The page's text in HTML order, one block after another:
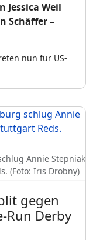
Weil
Schäffer –
nun für US-
Annie Stepniak
(Foto: Iris Drobny)
gegen
Run Derby